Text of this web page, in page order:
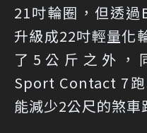
21吋輪圈，但透
升級成22吋輕量化
了5公斤之外，
Sport Contact 7
能減少2公尺的煞車